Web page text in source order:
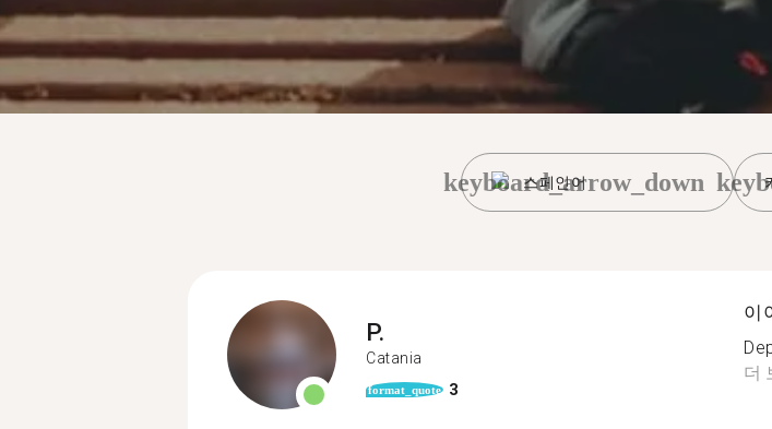
스페인어
keyboard_arrow_down
P.
Catania
format_quote 3
이
더